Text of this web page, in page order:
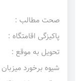
صحت مطالب :
پاکیزگی اقامتگاه :
تحویل به موقع :
شیوه برخورد